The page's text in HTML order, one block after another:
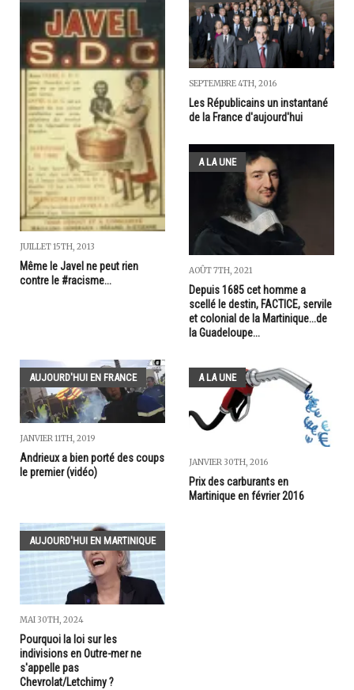
JUILLET 15TH, 2013
Même le Javel ne peut rien
contre le #racisme...
SEPTEMBRE 4TH, 2016
Les Républicains un instantané
de la France d'aujourd'hui
A LA UNE
AOÛT 7TH, 2021
Depuis 1685 cet homme a
scellé le destin, FACTICE, servile
et colonial de la Martinique...de
la Guadeloupe...
AUJOURD'HUI EN FRANCE
JANVIER 11TH, 2019
Andrieux a bien porté des coups
le premier (vidéo)
A LA UNE
JANVIER 30TH, 2016
Prix des carburants en
Martinique en février 2016
AUJOURD'HUI EN MARTINIQUE
MAI 30TH, 2024
Pourquoi la loi sur les
indivisions en Outre-mer ne
s'appelle pas
Chevrolat/Letchimy ?